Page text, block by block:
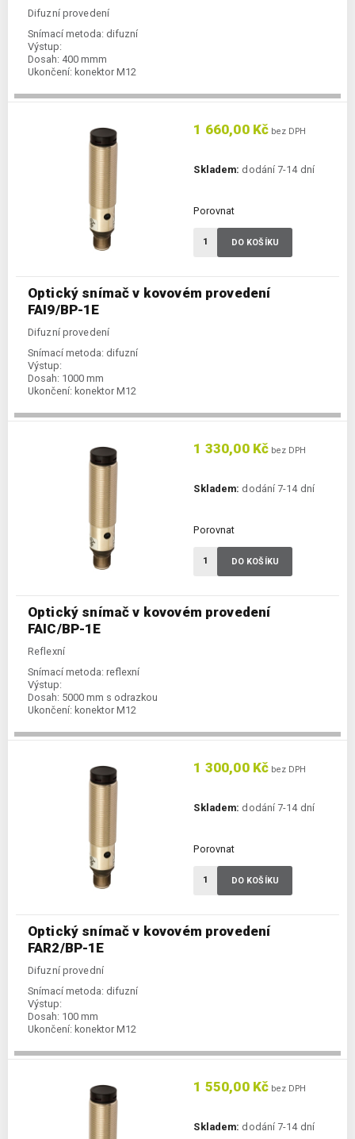
Difuzní provedení
Snímací metoda: difuzní
Výstup:
Dosah: 400 mmm
Ukončení: konektor M12
Optický snímač v kovovém provedení
FAI9/BP-1E
Difuzní provedení
Snímací metoda: difuzní
Výstup:
Dosah: 1000 mm
Ukončení: konektor M12
1 660,00 Kč bez DPH
Skladem: dodání 7-14 dní
Porovnat
DO KOŠÍKU
Optický snímač v kovovém provedení
FAIC/BP-1E
Reflexní
Snímací metoda: reflexní
Výstup:
Dosah: 5000 mm s odrazkou
Ukončení: konektor M12
1 330,00 Kč bez DPH
Skladem: dodání 7-14 dní
Porovnat
DO KOŠÍKU
Optický snímač v kovovém provedení
FAR2/BP-1E
Difuzní provední
Snímací metoda: difuzní
Výstup:
Dosah: 100 mm
Ukončení: konektor M12
1 300,00 Kč bez DPH
Skladem: dodání 7-14 dní
Porovnat
DO KOŠÍKU
1 550,00 Kč bez DPH
Skladem: dodání 7-14 dní